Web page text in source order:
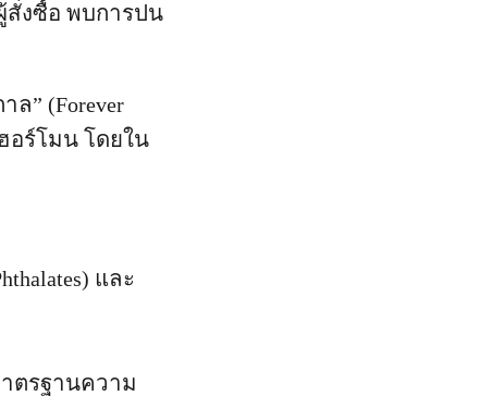
สั่งซื้อ พบการปน
ล” (Forever
อร์โมน โดยใน
และ
ตรฐานความ